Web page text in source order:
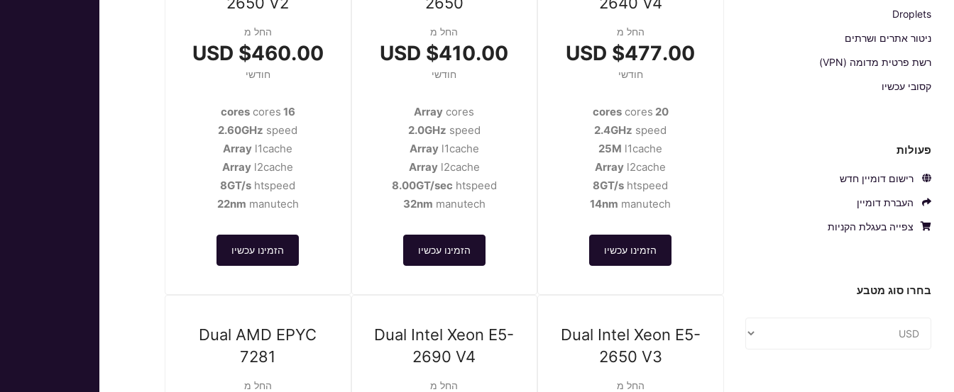
Droplets
ניטור אתרים ושרתים
רשת פרטית מדומה (VPN)
קסובי עכשיו
פעולות
רישום דומיין חדש
העברת דומיין
צפייה בעגלת הקניות
בחרו סוג מטבע
החל מ
$477.00 USD
חודשי
20 cores
cores
2.4GHz speed
25M l1cache
Array l2cache
8GT/s htspeed
14nm manutech
הזמינו עכשיו
החל מ
$410.00 USD
חודשי
Array cores
2.0GHz speed
Arrayl1cache
Arrayl2cache
8.00GT/sec htspeed
32nm manutech
הזמינו עכשיו
החל מ
$460.00 USD
חודשי
16 cores
cores
2.60GHz speed
Array l1cache
Array l2cache
8GT/s htspeed
22nm manutech
הזמינו עכשיו
Dual Intel Xeon E5-
2650 V3
החל מ
Dual Intel Xeon E5-
2690 V4
החל מ
Dual AMD EPYC
7281
החל מ